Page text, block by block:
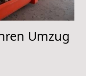
Umzug